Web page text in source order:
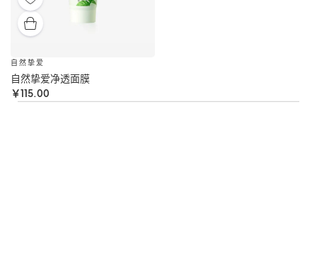
自然挚爱
自然挚爱净透面膜
￥115.00